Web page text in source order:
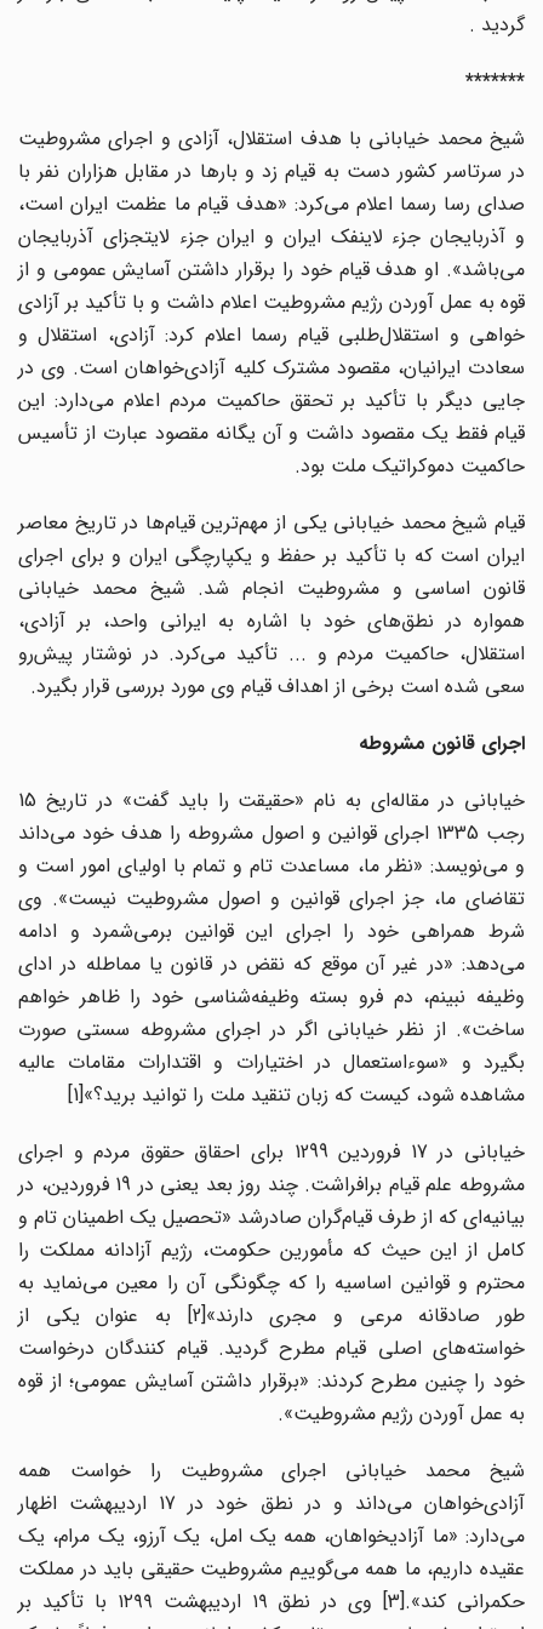
گردید .
*******
شیخ محمد خیابانی با هدف استقلال، آزادی و اجرای مشروطیت
در سرتاسر کشور دست به قیام زد و بارها در مقابل هزاران نفر با
صدای رسا رسما اعلام می‌کرد: «هدف قیام ما عظمت ایران است،
و آذربایجان جزء لاینفک ایران و ایران جزء لایتجزای آذربایجان
می‌باشد». او هدف قیام خود را برقرار داشتن آسایش عمومی و از
قوه به عمل آوردن رژیم مشروطیت اعلام داشت و با تأکید بر آزادی
خواهی و استقلال‌طلبی قیام رسما اعلام کرد: آزادی، استقلال و
سعادت ایرانیان، مقصود مشترک کلیه آزادی‌خواهان است. وی در
جایی دیگر با تأکید بر تحقق حاکمیت مردم اعلام می‌دارد: این
قیام فقط یک مقصود داشت و آن یگانه مقصود عبارت از تأسیس
حاکمیت دموکراتیک ملت بود.
قیام شیخ محمد خیابانی یکی از مهم‌ترین قیام‌ها در تاریخ معاصر
ایران است که با تأکید بر حفظ و یکپارچگی ایران و برای اجرای
قانون اساسی و مشروطیت انجام شد. شیخ محمد خیابانی
همواره در نطق‌های خود با اشاره به ایرانی واحد، بر آزادی،
استقلال، حاکمیت مردم و ... تأکید می‌کرد. در نوشتار پیش‌رو
سعی شده است برخی از اهداف قیام وی مورد بررسی قرار بگیرد.
اجرای قانون مشروطه
خیابانی در مقاله‌ای به نام «حقیقت را باید گفت» در تاریخ 15
رجب 1335 اجرای قوانین و اصول مشروطه را هدف خود می‌داند
و می‌نویسد: «نظر ما، مساعدت تام و تمام با اولیای امور است و
تقاضای ما، جز اجرای قوانین و اصول مشروطیت نیست». وی
شرط همراهی خود را اجرای این قوانین برمی‌شمرد و ادامه
می‌دهد: «در غیر آن موقع که نقض در قانون یا مماطله در ادای
وظیفه نبینم، دم فرو بسته وظیفه‌شناسی خود را ظاهر خواهم
ساخت». از نظر خیابانی اگر در اجرای مشروطه سستی صورت
بگیرد و «سوءاستعمال در اختیارات و اقتدارات مقامات عالیه
مشاهده شود، کیست که زبان تنقید ملت را توانید برید؟»[1]
خیابانی در 17 فروردین 1299 برای احقاق حقوق مردم و اجرای
مشروطه علم قیام برافراشت. چند روز بعد یعنی در 19 فروردین، در
بیانیه‌ای که از طرف قیام‌گران صادرشد «تحصیل یک اطمینان تام و
کامل از این حیث که مأمورین حکومت، رژیم آزادانه مملکت را
محترم و قوانین اساسیه را که چگونگی آن را معین می‌نماید به
طور صادقانه مرعی و مجری دارند»[2] به عنوان یکی از
خواسته‌های اصلی قیام مطرح گردید. قیام کنندگان درخواست
خود را چنین مطرح کردند: «برقرار داشتن آسایش عمومی؛ از قوه
به عمل آوردن رژیم مشروطیت».
شیخ محمد خیابانی اجرای مشروطیت را خواست همه
آزادی‌خواهان می‌داند و در نطق خود در 17 اردیبهشت اظهار
می‌دارد: «ما آزادیخواهان، همه یک امل، یک آرزو، یک مرام، یک
عقیده داریم، ما همه می‌گوییم مشروطیت حقیقی باید در مملکت
حکمرانی کند».[3] وی در نطق ۱۹ اردیبهشت ۱۲۹۹ با تأکید بر